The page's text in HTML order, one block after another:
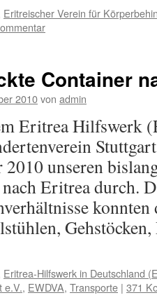
Eritreischer Verein für
Container
2010von admin
Eritrea Hilfswerk
2010 unseren
Eritrea durch.
konnten
Eritrea-Hilfswerk in Deutschland
e.V., EWDVA, Transporte | 371